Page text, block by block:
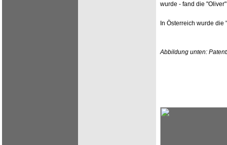
wurde - fand die
In Österreich wurde
Abbildung unten: